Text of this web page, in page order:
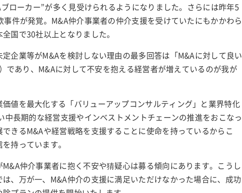
ローカー”が多く見受けられるようになりました。さらには昨年5
件が発覚。M&A仲介事業者の仲介支援を受けていたにもかかわら
国で30社以上となりました。
企業等がM&Aを検討しない理由の最多回答は「M&Aに対して良い
あり、M&Aに対して不安を抱える経営者が増えているのが我が
値を最大化する「バリューアップコンサルティング」と業界特化
長期的な経営支援やインベストメントチェーンの推進をおこなっ
きるM&Aや経営戦略を支援することに使命を持っているからこ
持っています。
仲介事業者に抱く不安や猜疑心は募る傾向にあります。こうし
、万が一、M&A仲介の支援に満足いただけなかった場合に、成功